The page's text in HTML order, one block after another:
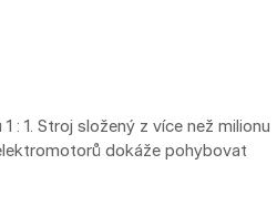
: 1. Stroj složený z více než milionu
dokáže pohybovat